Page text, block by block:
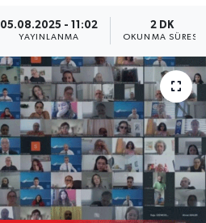
05.08.2025 - 11:02
YAYINLANMA
2 DK
OKUNMA SÜRESI